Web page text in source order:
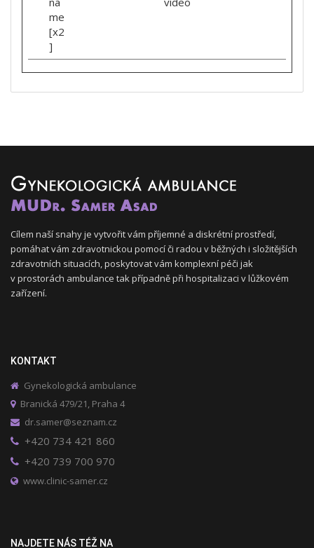
me
[x2
]
Cílem naší snahy je vytvořit vám příjemné a diskrétní prostředí,
pomáhat vám zdravotnickou pomocí či radou v běžných i složitějších
zdravotních situacích, poskytovat vám komplexní péči jak
v prostorách ambulance tak případně při hospitalizaci v lůžkovém
zařízení.
KONTAKT
Gynekologická ambulance
Branická 479/21, Praha 4
dr.samer@seznam.cz
+420 734 421 860
+420 739 700 970
www.clinic-samer.cz
NAJDETE NÁS TÉŽ NA